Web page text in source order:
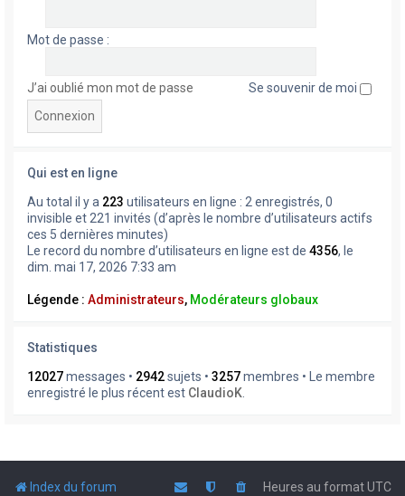
Mot de passe :
J’ai oublié mon mot de passe Se souvenir de moi
Qui est en ligne
Au total il y a 223 utilisateurs en ligne : 2 enregistrés, 0
invisible et 221 invités (d’après le nombre d’utilisateurs actifs
ces 5 dernières minutes)
Le record du nombre d’utilisateurs en ligne est de 4356, le
dim. mai 17, 2026 7:33 am
Légende : Administrateurs, Modérateurs globaux
Statistiques
12027messages • 2942sujets • 3257membres • Le membre
enregistré le plus récent est ClaudioK
Index du forum Heures au formatUTC